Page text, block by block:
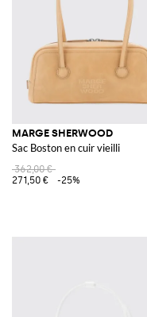
MARGE SHERWOOD
Sac Boston en cuir vieilli
362,00 €
271,50 €
-25%